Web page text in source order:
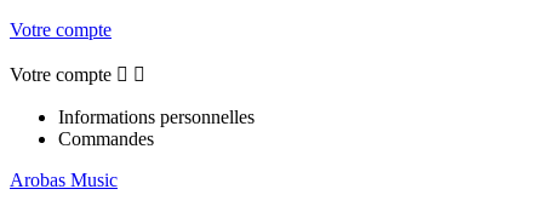
Votre compte
Votre compte  
Informations personnelles
Commandes
Arobas Music